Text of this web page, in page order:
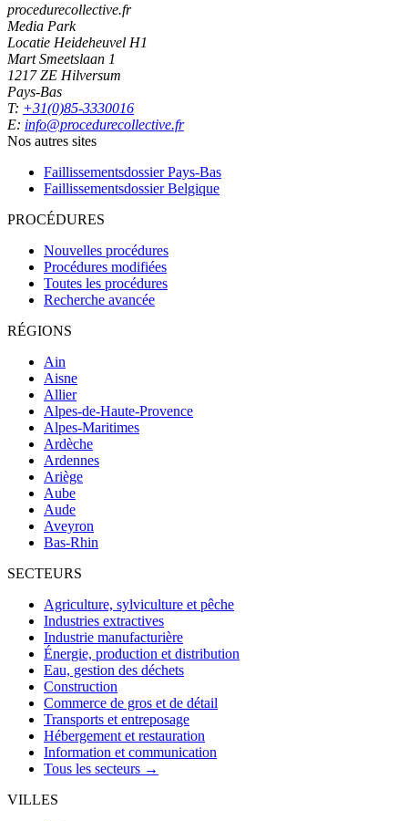
procedurecollective.fr
Media Park
Locatie Heideheuvel H1
Mart Smeetslaan 1
1217 ZE Hilversum
Pays-Bas
T: +31(0)85-3330016
E: info@procedurecollective.fr
Nos autres sites
Faillissementsdossier Pays-Bas
Faillissementsdossier Belgique
PROCÉDURES
Nouvelles procédures
Procédures modifiées
Toutes les procédures
Recherche avancée
RÉGIONS
Ain
Aisne
Allier
Alpes-de-Haute-Provence
Alpes-Maritimes
Ardèche
Ardennes
Ariège
Aube
Aude
Aveyron
Bas-Rhin
SECTEURS
Agriculture, sylviculture et pêche
Industries extractives
Industrie manufacturière
Énergie, production et distribution
Eau, gestion des déchets
Construction
Commerce de gros et de détail
Transports et entreposage
Hébergement et restauration
Information et communication
Tous les secteurs →
VILLES